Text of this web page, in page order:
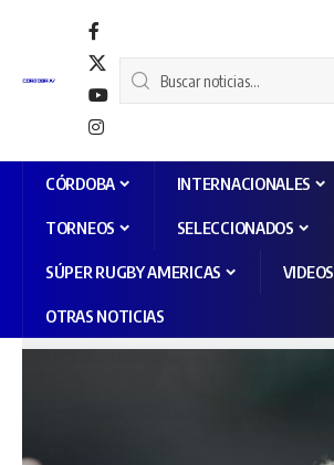
CÓRDOBA INTERNACIONALES
TORNEOS SELECCIONADOS
SÚPER RUGBY AMERICAS VIDEOS
OTRAS NOTICIAS